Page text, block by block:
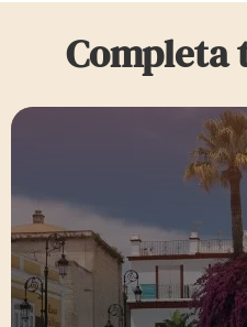
Completa